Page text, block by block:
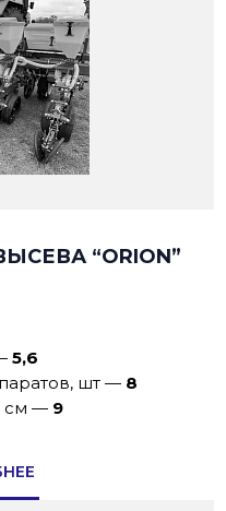
“ORION”
5,6
шт — 8
см — 9